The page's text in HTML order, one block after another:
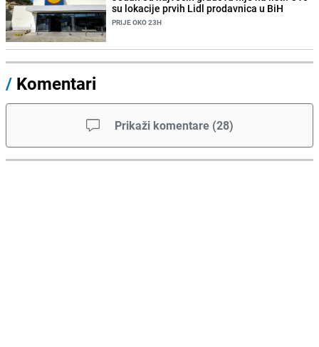
su lokacije prvih Lidl prodavnica u BiH
PRIJE OKO 23H
/ Komentari
Prikaži komentare (28)